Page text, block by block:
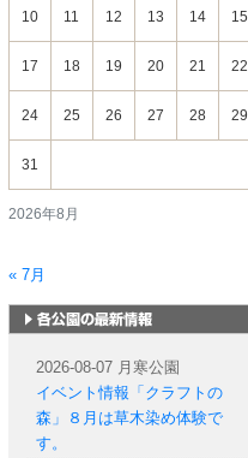
2026年8月
10 11 12 13 14 15
17 18 19 20 21 22
24 25 26 27 28 29
31
« 7月
2026-08-07 月寒公園
イベント情報「クラフトの
森」８月は草木染め体験で
す。